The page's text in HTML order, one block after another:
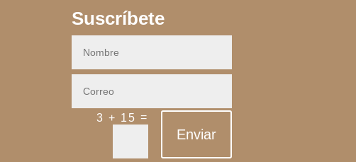
Suscríbete
3 + 15 =
Enviar